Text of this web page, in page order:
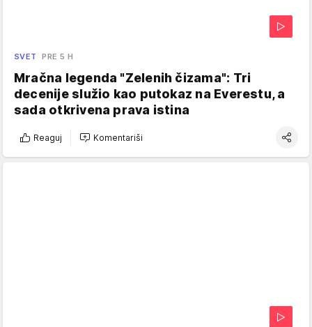
SVET PRE 5 H
Mračna legenda "Zelenih čizama": Tri
decenije služio kao putokaz na Everestu, a
sada otkrivena prava istina
Reaguj Komentariši